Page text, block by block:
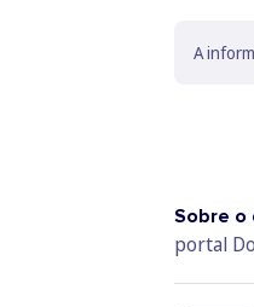
A
Sobre o
portal